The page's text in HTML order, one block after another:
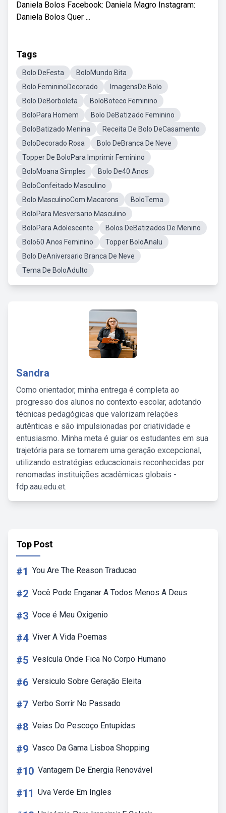
Daniela Bolos Facebook: Daniela Magro Instagram:
Daniela Bolos Quer ...
Tags
Bolo DeFesta
BoloMundo Bita
Bolo FemininoDecorado
ImagensDe Bolo
Bolo DeBorboleta
BoloBoteco Feminino
BoloPara Homem
Bolo DeBatizado Feminino
BoloBatizado Menina
Receita De Bolo DeCasamento
BoloDecorado Rosa
Bolo DeBranca De Neve
Topper De BoloPara Imprimir Feminino
BoloMoana Simples
Bolo De40 Anos
BoloConfeitado Masculino
Bolo MasculinoCom Macarons
BoloTema
BoloPara Mesversario Masculino
BoloPara Adolescente
Bolos DeBatizados De Menino
Bolo60 Anos Feminino
Topper BoloAnalu
Bolo DeAniversario Branca De Neve
Tema De BoloAdulto
Sandra
Como orientador, minha entrega é completa ao
progresso dos alunos no contexto escolar, adotando
técnicas pedagógicas que valorizam relações
autênticas e são impulsionadas por criatividade e
entusiasmo. Minha meta é guiar os estudantes em sua
trajetória para se tornarem uma geração excepcional,
utilizando estratégias educacionais reconhecidas por
renomadas instituições acadêmicas globais -
fdp.aau.edu.et.
Top Post
#1 You Are The Reason Traducao
#2 Você Pode Enganar A Todos Menos A Deus
#3 Voce é Meu Oxigenio
#4 Viver A Vida Poemas
#5 Vesícula Onde Fica No Corpo Humano
#6 Versiculo Sobre Geração Eleita
#7 Verbo Sorrir No Passado
#8 Veias Do Pescoço Entupidas
#9 Vasco Da Gama Lisboa Shopping
#10 Vantagem De Energia Renovável
#11 Uva Verde Em Ingles